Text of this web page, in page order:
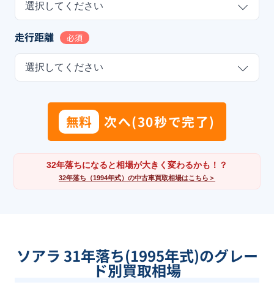
選択してください
走行距離 必須
選択してください
無料 次へ(30秒で完了)
32年落ちになると相場が大きく変わるかも！？
32年落ち（1994年式）の中古車買取相場はこちら＞
ソアラ 31年落ち(1995年式)のグレー
ド別買取相場